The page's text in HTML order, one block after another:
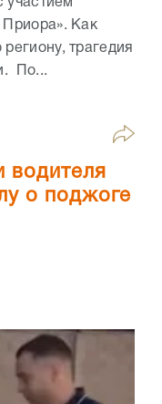
Приора». Как
трагедия
По...
водителя
о поджоге